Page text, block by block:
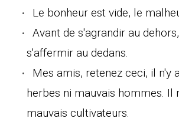
Le bonheur est vide, le
Avant de s'agrandir au
s'affermir au dedans.
Mes amis, retenez ceci, il n'y
herbes ni mauvais hommes. Il
mauvais cultivateurs.